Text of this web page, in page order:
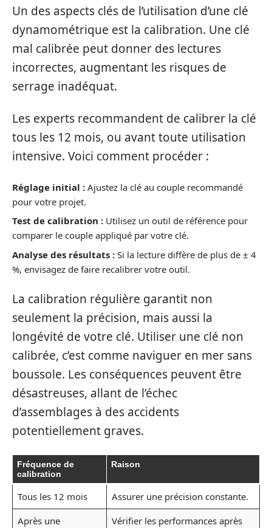
Un des aspects clés de l’utilisation d’une clé
dynamométrique est la calibration. Une clé
mal calibrée peut donner des lectures
incorrectes, augmentant les risques de
serrage inadéquat.
Les experts recommandent de calibrer la clé
tous les 12 mois, ou avant toute utilisation
intensive. Voici comment procéder :
Réglage initial : Ajustez la clé au couple recommandé
pour votre projet.
Test de calibration : Utilisez un outil de référence pour
comparer le couple appliqué par votre clé.
Analyse des résultats : Si la lecture diffère de plus de ± 4
%, envisagez de faire recalibrer votre outil.
La calibration régulière garantit non
seulement la précision, mais aussi la
longévité de votre clé. Utiliser une clé non
calibrée, c’est comme naviguer en mer sans
boussole. Les conséquences peuvent être
désastreuses, allant de l’échec
d’assemblages à des accidents
potentiellement graves.
Fréquence de
calibration
Raison
Tous les 12 mois
Assurer une précision constante.
Après une
Vérifier les performances après